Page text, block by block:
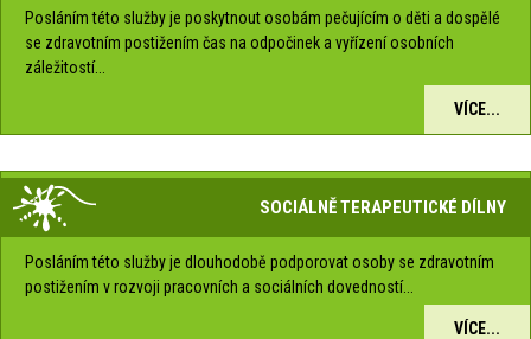
Posláním této služby je poskytnout osobám pečujícím o děti a dospělé
se zdravotním postižením čas na odpočinek a vyřízení osobních
záležitostí...
VÍCE...
SOCIÁLNĚ TERAPEUTICKÉ DÍLNY
Posláním této služby je dlouhodobě podporovat osoby se zdravotním
postižením v rozvoji pracovních a sociálních dovedností...
VÍCE...